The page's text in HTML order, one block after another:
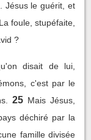
Jésus le guérit, et
La foule, stupéfaite,
?
disait de lui,
c'est par le
25 Mais Jésus,
déchiré par la
famille divisée